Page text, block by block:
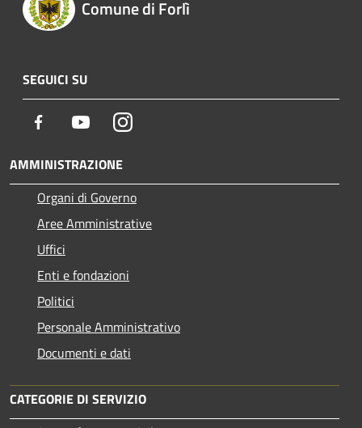
Comune di Forlì
SEGUICI SU
Facebook YoutubeInstagram
AMMINISTRAZIONE
Organi di Governo
Aree Amministrative
Uffici
Enti e fondazioni
Politici
Personale Amministrativo
Documenti e dati
CATEGORIE DI SERVIZIO